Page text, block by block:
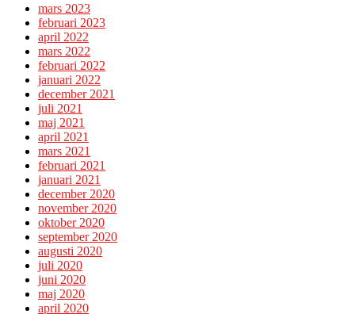
mars 2023
februari 2023
april 2022
mars 2022
februari 2022
januari 2022
december 2021
juli 2021
maj 2021
april 2021
mars 2021
februari 2021
januari 2021
december 2020
november 2020
oktober 2020
september 2020
augusti 2020
juli 2020
juni 2020
maj 2020
april 2020